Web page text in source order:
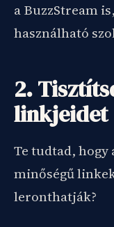
a BuzzStream
használható
2.
linkjeidet
Te tudtad, hogy
minőségű
leronthatják?